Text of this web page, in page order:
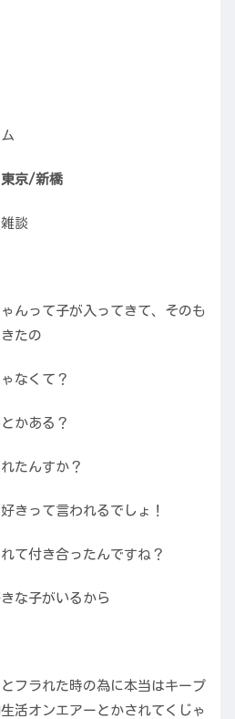
東京/新橋
談
んって子が入ってきて、そのも
たの
なくて？
かある？
たんすか？
きって言われるでしょ！
て付き合ったんですね？
な子がいるから
とフラれた時の為に本当はキープ
活オンエアーとかされてくじゃ